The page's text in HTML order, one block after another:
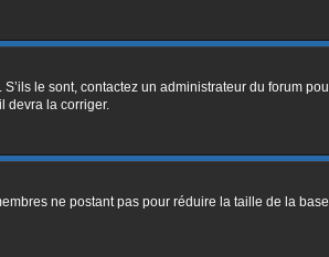
le sont, contactez un administrateur du forum
devra la corriger.
ne postant pas pour réduire la taille de la